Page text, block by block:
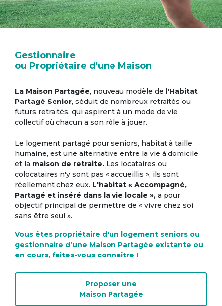
Gestionnaire
ou Propriétaire d'une Maison
La Maison Partagée, nouveau modèle de l'Habitat
Partagé Senior, séduit de nombreux retraités ou
futurs retraités, qui aspirent à un mode de vie
collectif où chacun a son rôle à jouer.
Le logement partagé pour seniors, habitat à taille
humaine, est une alternative entre la vie à domicile
et la maison de retraite. Les locataires ou
colocataires n'y sont pas « accueillis », ils sont
réellement chez eux. L'habitat « Accompagné,
Partagé et inséré dans la vie locale », a pour
objectif principal de permettre de « vivre chez soi
sans être seul ».
Vous êtes propriétaire d'un logement seniors ou
gestionnaire d’une Maison Partagée existante ou
en cours, faites-vous connaître !
Proposer une
Maison Partagée